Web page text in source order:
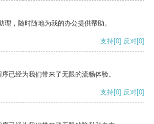
理，随时随地为我的办公提供帮助。
支持[0] 反对[0]
已经为我们带来了无限的流畅体验。
支持[0] 反对[0]